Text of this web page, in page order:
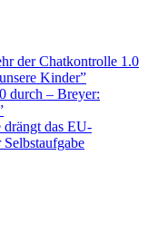
der Chatkontrolle 1.0
Kinder”
durch – Breyer:
drängt das EU-